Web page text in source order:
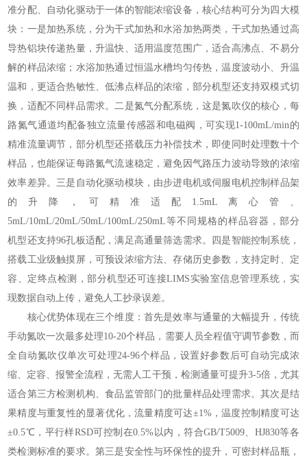
准分配、自动化驱动于一体的智能浓缩设备，核心结构可分为四大模
块：一是加热系统，分为干式加热和水浴加热两类，干式加热通过高
导热铝块传递热量，升温快、适用温度范围广，适合高沸点、不易分
解的样品浓缩；水浴加热通过恒温水槽均匀传热，温度波动小、升温
温和，更适合热敏性、低沸点样品的浓缩，部分机型还支持双模式切
换，适配不同样品需求。二是氮气分配系统，这是氮吹仪的核心，每
路氮气通道均配备独立流量传感器和电磁阀，可实现1-100mL/min的
精准流量调节，部分机型还搭载压力补偿技术，即使同时处理数十个
样品，也能保证每路氮气流速稳定，避免因气路压力波动导致的浓缩
效率差异。三是自动化驱动模块，由步进电机或伺服电机控制样品架
的升降，可精准适配1.5mL离心管、
5mL/10mL/20mL/50mL/100mL/250mL等不同规格的样品容器，部分
机型还支持96孔板适配，满足高通量筛选需求。四是智能控制系统，
搭载工业级触摸屏，可预设浓缩方法、存储历史参数，支持定时、定
容、定终点检测，部分机型还可连接LIMS实验室信息管理系统，实
现数据自动上传，避免人工抄录误差。
核心优势体现在三个维度：首先是效率与通量的大幅提升，传统
手动氮吹一次最多处理10-20个样品，需要人员全程值守调节参数，而
全自动氮吹仪单次可处理24-96个样品，设置好参数后可自动完成浓
缩、定容、报警全流程，无需人工干预，检测通量可提升3-5倍，尤其
适合第三方检测机构、食品监管部门的批量样品处理需求。其次是结
果精度与重复性的显著优化，流量精度可达±1%，温度控制精度可达
±0.5℃，平行样RSD可控制在0.5%以内，符合GB/T5009、HJ830等各
类检测标准的要求。第三是安全性与环保性的提升，可密封样品瓶，